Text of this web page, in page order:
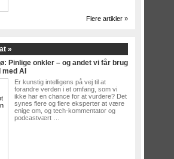
Flere artikler »
»
Pinlige onkler – og andet vi får brug
AI
Er kunstig intelligens på vej til at
forandre verden i et omfang, som vi
ikke har en chance for at vurdere? Det
synes flere og flere eksperter at være
enige om, og tech-kommentator og
podcastvært …